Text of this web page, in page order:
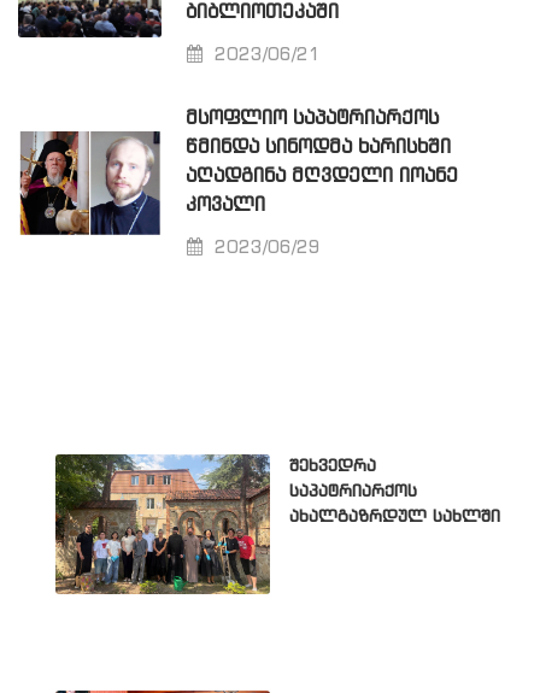
ᲑᲘᲑᲚᲘᲝᲗᲔᲙᲐᲨᲘ
2023/06/21
ᲛᲡᲝᲤᲚᲘᲝ ᲡᲐᲞᲐᲢᲠᲘᲐᲠᲥᲝᲡ
ᲬᲛᲘᲜᲓᲐ ᲡᲘᲜᲝᲓᲛᲐ ᲮᲐᲠᲘᲡᲮᲨᲘ
ᲐᲦᲐᲓᲒᲘᲜᲐ ᲛᲦᲕᲓᲔᲚᲘ ᲘᲝᲐᲜᲔ
ᲙᲝᲕᲐᲚᲘ
2023/06/29
შეხვედრა
საპატრიარქოს
ახალგაზრდულ სახლში